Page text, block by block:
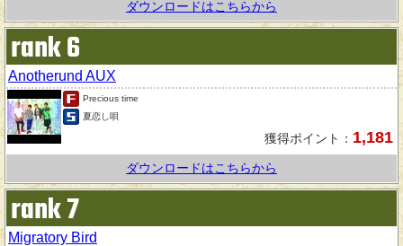
ダウンロードはこちらから
rank 6
Anotherund AUX
Precious time
夏恋し唄
獲得ポイント： 1,181
ダウンロードはこちらから
rank 7
Migratory Bird